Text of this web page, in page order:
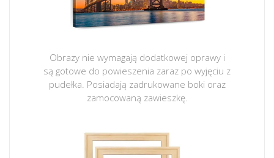
Obrazy nie wymagają dodatkowej oprawy i
są gotowe do powieszenia zaraz po wyjęciu z
pudełka. Posiadają zadrukowane boki oraz
zamocowaną zawieszkę.